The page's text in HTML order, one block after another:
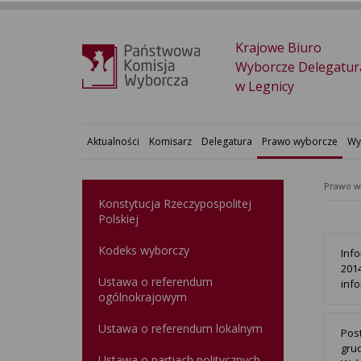
Krajowe Biuro
Wyborcze
w Legnicy
Aktualności Komisarz Delegatura Prawo wyborcze
Konstytucja Rzeczypospolitej
Polskiej​
Kodeks wyborczy
Ustawa o referendum
ogólnokrajowym
Ustawa o referendum lokalnym
Prawo